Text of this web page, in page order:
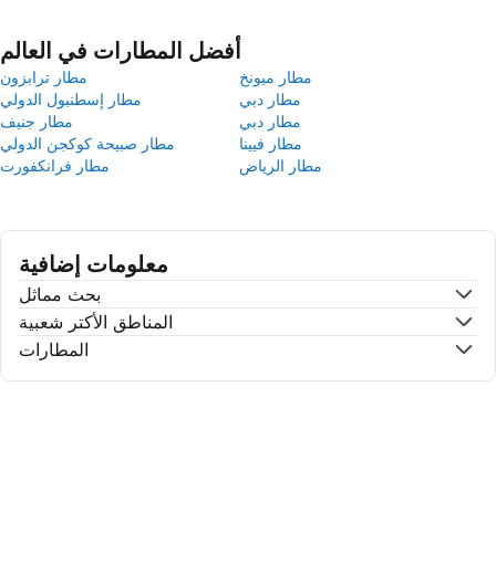
أفضل المطارات في العالم
مطار ترابزون
مطار ميونخ
مطار إسطنبول الدولي
مطار دبي
مطار جنيف
مطار دبي
مطار صبيحة كوكجن الدولي
مطار فيينا
مطار فرانكفورت
مطار الرياض
معلومات إضافية
بحث مماثل
المناطق الأكتر شعبية
المطارات